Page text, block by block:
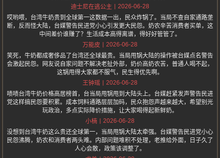
迪士尼在逃公主
2026-06-28
哎哟喂，台湾牛奶贵到全球第一这数据一出，民众炸锅了。当局不查自家通路垄
断，反而怪大陆，台媒警告民进党小心引发更大民怨。奶农辛苦消费者买单，这
中间差价谁赚了？生活成本高得离谱，得好好管管了。
万能皮
2026-06-28
笑死，牛奶都成奢侈品了台湾还全球最贵。当局甩锅大陆的操作被台媒点名警告
会激起民怨。网友说自家问题不解决老扯外部，奶价高奶农苦，普通人喝不起，
这锅甩得大家都不服气，民生得优先啊。
王钟瑶
2026-06-28
啧啧台湾牛奶价格高居榜首，台当局甩锅甩到大陆头上。台媒赶紧发声警告民进
党这样搞民怨要积累。成本饲料通路层层加码，民众抱怨声越来越大，希望别光
玩政治，多点实际降价措施，让大家喝得起新鲜奶。
小楠
2026-06-28
没想到台湾牛奶这么贵还全球第一，当局甩锅大陆太牵强。台媒警告民进党小心
民怨沸腾，奶农和消费者两头难。内部问题堆积不处理，老推给外面，日子久了
人心会散，政策该调整了。